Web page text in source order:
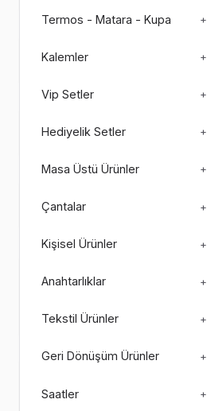
73 ürün
Termos - Matara - Kupa +
Kalemler +
Vip Setler +
Hediyelik Setler +
Masa Üstü Ürünler +
Çantalar +
Kişisel Ürünler +
Anahtarlıklar +
Tekstil Ürünler +
Geri Dönüşüm Ürünler +
Saatler +
Renk